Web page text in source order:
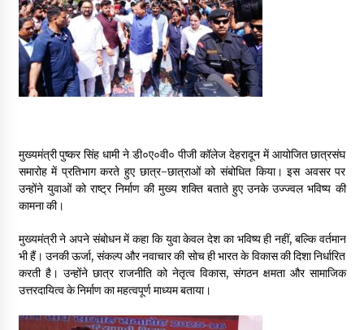
May 16, 2022
Thought Of The Day 14 May
May 14, 2022
May 13, 2022
May 12, 2022
Thought Of The Day 11 May
मुख्यमंत्री पुष्कर सिंह धामी ने डी०ए०वी० पीजी कॉलेज देहरादून में आयोजित छात्रसंघ
समारोह में प्रतिभाग करते हुए छात्र-छात्राओं को संबोधित किया। इस अवसर पर
उन्होंने युवाओं को राष्ट्र निर्माण की मुख्य शक्ति बताते हुए उनके उज्ज्वल भविष्य की
कामना की।
मुख्यमंत्री ने अपने संबोधन में कहा कि युवा केवल देश का भविष्य ही नहीं, बल्कि वर्तमान
भी हैं। उनकी ऊर्जा, संकल्प और नवाचार की सोच ही भारत के विकास की दिशा निर्धारित
करती है। उन्होंने छात्र राजनीति को नेतृत्व विकास, संगठन क्षमता और सामाजिक
उत्तरदायित्व के निर्माण का महत्वपूर्ण माध्यम बताया।